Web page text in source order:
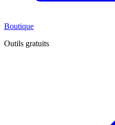
Boutique
Outils gratuits